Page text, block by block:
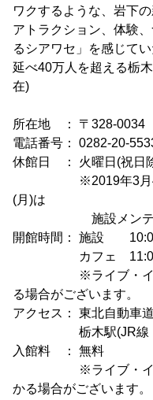
ワクするような、岩下
アトラクション、体験
るシアワセ」を感じて
延べ40万人を超える栃
在)
所在地 ： 〒328-0034
電話番号： 0282-20-
休館日 ： 火曜日(祝日
※2019年3月4日(
(月)は
施設メンテナン
開館時間： 施設
カフェ 11:00-
※ライブ・イベン
る場合がございます。
アクセス： 東北自動車
栃木駅(JR線・東
入館料 ： 無料
※ライブ・イベン
かる場合がございます。